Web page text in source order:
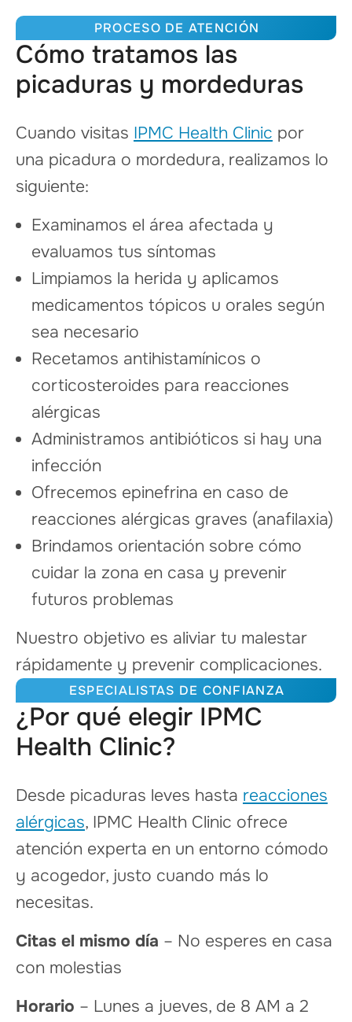
PROCESO DE ATENCIÓN
Cómo tratamos las
picaduras y mordeduras
Cuando visitas IPMC Health Clinic por
una picadura o mordedura, realizamos lo
siguiente:
Examinamos el área afectada y
evaluamos tus síntomas
Limpiamos la herida y aplicamos
medicamentos tópicos u orales según
sea necesario
Recetamos antihistamínicos o
corticosteroides para reacciones
alérgicas
Administramos antibióticos si hay una
infección
Ofrecemos epinefrina en caso de
reacciones alérgicas graves (anafilaxia)
Brindamos orientación sobre cómo
cuidar la zona en casa y prevenir
futuros problemas
Nuestro objetivo es aliviar tu malestar
rápidamente y prevenir complicaciones.
ESPECIALISTAS DE CONFIANZA
¿Por qué elegir IPMC
Health Clinic?
Desde picaduras leves hasta reacciones
alérgicas, IPMC Health Clinic ofrece
atención experta en un entorno cómodo
y acogedor, justo cuando más lo
necesitas.
Citas el mismo día – No esperes en casa
con molestias
Horario – Lunes a jueves, de 8 AM a 2